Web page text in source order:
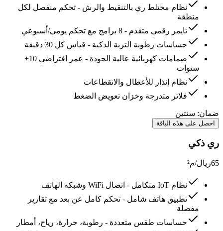
نظام مختلط ري بالتنقيط والرش - تحكم منفصل لكل
منطقة
تايمر رقمي متقدم - 8 برامج مع تحكم يومي/أسبوعي
حساسات رطوبة التربة الذكية - قياس كل 30 دقيقة
صمامات كهربائية عالية الجودة - عمر افتراضي 10+
سنوات
نظام إنذار للأعطال والانقطاعات
فلاتر متدرجة وخزان تعويض الضغط
ضمان: سنتين
احصل على هذه الباقة
ري ذكي
65ريال/م²
نظام IoT متكامل - اتصال WiFi وشبكة الهاتف
تطبيق هاتف شامل - تحكم كامل عن بعد مع تقارير
مفصلة
حساسات طقس متعددة - رطوبة، حرارة، رياح، أمطار